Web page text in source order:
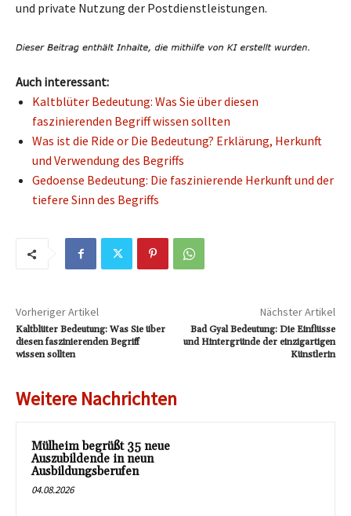
und private Nutzung der Postdienstleistungen.
Auch interessant:
Kaltblüter Bedeutung: Was Sie über diesen
faszinierenden Begriff wissen sollten
Was ist die Ride or Die Bedeutung? Erklärung, Herkunft
und Verwendung des Begriffs
Gedoense Bedeutung: Die faszinierende Herkunft und der
tiefere Sinn des Begriffs
Vorheriger Artikel
Kaltblüter Bedeutung: Was Sie über
diesen faszinierenden Begriff
wissen sollten
Nächster Artikel
Bad Gyal Bedeutung: Die Einflüsse
und Hintergründe der einzigartigen
Künstlerin
Weitere Nachrichten
Mülheim begrüßt 35 neue
Auszubildende in neun
Ausbildungsberufen
04.08.2026